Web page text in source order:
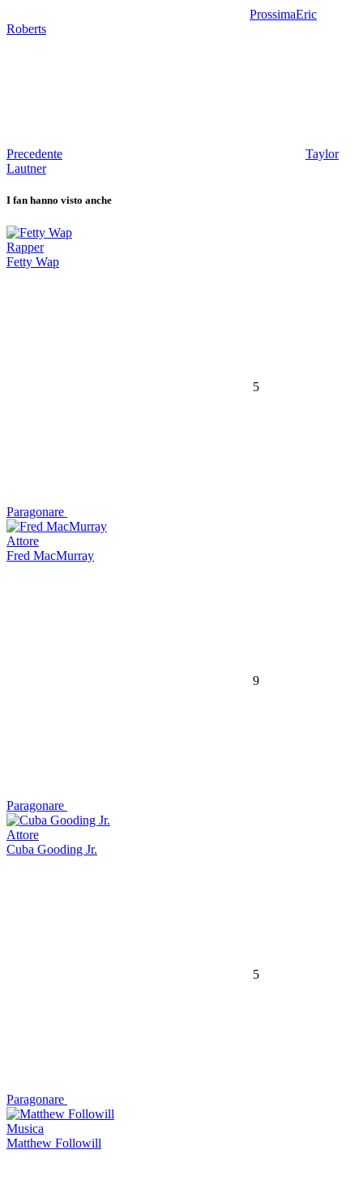
ProssimaEric
Roberts
Precedente
Taylor
Lautner
I fan hanno visto anche
Rapper
Fetty Wap
5
Paragonare
Attore
Fred MacMurray
9
Paragonare
Attore
Cuba Gooding Jr.
5
Paragonare
Musica
Matthew Followill